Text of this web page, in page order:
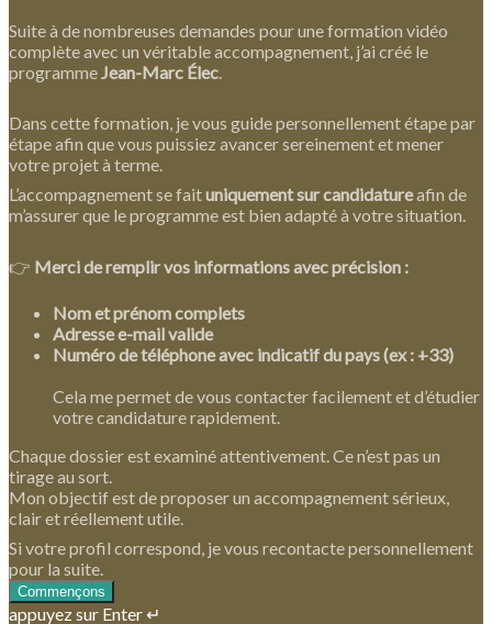
Suite à de nombreuses demandes pour une formation vidéo
complète avec un véritable accompagnement, j’ai créé le
programme Jean-Marc Élec
Dans cette formation, je vous guide personnellement étape par
étape afin que vous puissiez avancer sereinement et mener
votre projet à terme.
L’accompagnement se faituniquement sur candidatureafin de
m’assurer que le programme est bien adapté à votre situation.
👉 Merci de remplir vos informations avec précision :
Nom et prénom complets
Adresse e-mail valide
Numéro de téléphone avec indicatif du pays (ex : +33)
Cela me permet de vous contacter facilement et d’étudier
votre candidature rapidement.
Chaque dossier est examiné attentivement. Ce n’est pas un
tirage au sort.
Mon objectif est de proposer un accompagnement sérieux,
clair et réellement utile.
Si votre profil correspond, je vous recontacte personnellement
pour la suite.
Commençons
appuyez sur Enter ↵